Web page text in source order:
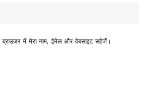
में मेरा नाम, ईमेल और वेबसाइट सहेजें।